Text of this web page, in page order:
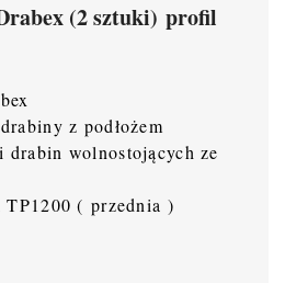
(2 sztuki) profil
z podłożem
drabin wolnostojących ze
TP1200 ( przednia )